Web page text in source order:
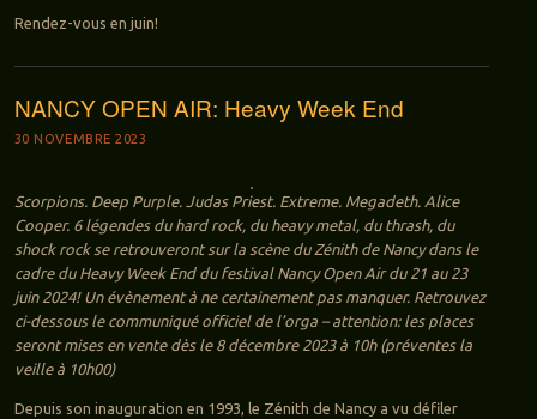
Rendez-vous en juin!
NANCY OPEN AIR: Heavy Week End
30 NOVEMBRE 2023
Scorpions. Deep Purple. Judas Priest. Extreme. Megadeth. Alice
Cooper. 6 légendes du hard rock, du heavy metal, du thrash, du
shock rock se retrouveront sur la scène du Zénith de Nancy dans le
cadre du Heavy Week End du festival Nancy Open Air du 21 au 23
juin 2024! Un évènement à ne certainement pas manquer. Retrouvez
ci-dessous le communiqué officiel de l’orga – attention: les places
seront mises en vente dès le 8 décembre 2023 à 10h (préventes la
veille à 10h00)
Depuis son inauguration en 1993, le Zénith de Nancy a vu défiler